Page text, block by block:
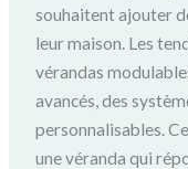
souhaitent ajouter
leur maison. Les
vérandas
avancés, des
personnalisables.
une véranda qui